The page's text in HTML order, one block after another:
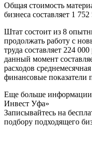
Общая стоимость
бизнеса составляет 1
Штат состоит из 8
продолжать работу с
труда составляет 224
данный момент
расходов
финансовые показатели
Еще больше
Инвест Уфа»
Записывайтесь на
подбору подходящего